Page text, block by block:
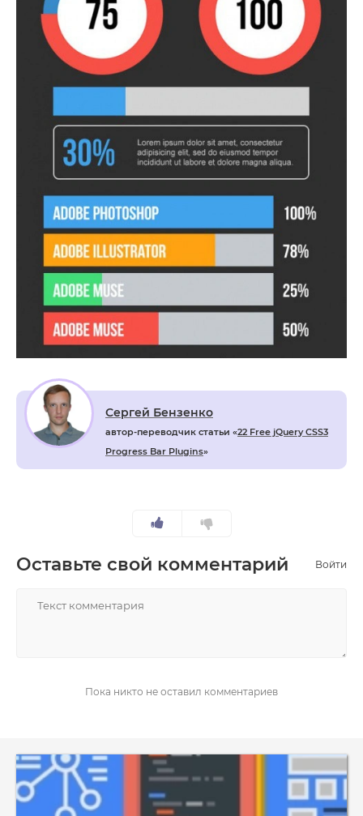
Сергей Бензенко
автор-переводчик статьи «22 Free jQuery CSS3
Progress Bar Plugins»
Оставьте свой комментарий Войти
Пока никто не оставил комментариев